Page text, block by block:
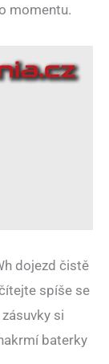
momentu.
dojezd čistě
spíše se
si
baterky